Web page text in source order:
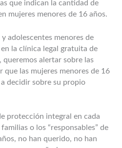
que indican la cantidad de
mujeres menores de 16 años.
adolescentes menores de
la clínica legal gratuita de
queremos alertar sobre las
que las mujeres menores de 16
decidir sobre su propio
protección integral en cada
o los “responsables” de
no han querido, no han